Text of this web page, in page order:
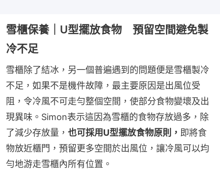
雪櫃保養｜U型擺放食物 預留空間避免製
冷不足
雪櫃除了結冰，另一個普遍遇到的問題便是雪櫃製冷
不足，如果不是機件故障，最主要原因是出風位受
阻，令冷風不可走勻整個空間，使部分食物變壞及出
現異味。Simon表示這因為雪櫃的食物存放過多，除
了減少存放量， 也可採用U型擺放食物原則， 即將食
物放近櫃門，預留更多空間於出風位，讓冷風可以均
勻地游走雪櫃內所有位置。